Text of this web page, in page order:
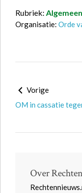
Rubriek: Algemeen
Organisatie: Orde
Vorige
OM in cassatie
Over